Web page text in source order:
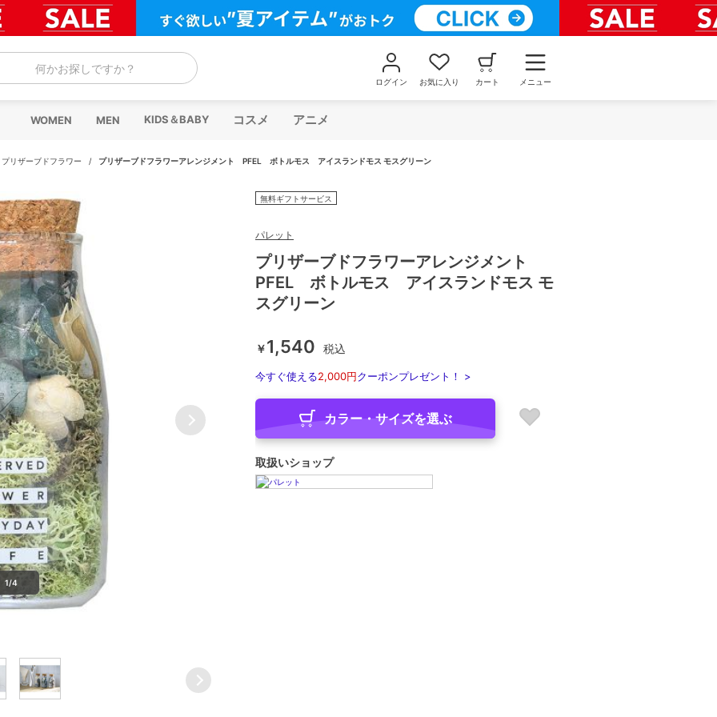
何かお探しですか？
ログイン お気に入り カート メニュー
WOMEN MEN KIDS＆BABY コスメ アニメ
プリザーブドフラワー / プリザーブドフラワーアレンジメント PFEL ボトルモス アイスランドモス モスグリーン
1/4
無料ギフトサービス
パレット
プリザーブドフラワーアレンジメント
PFEL ボトルモス アイスランドモス モ
スグリーン
￥1,540 税込
今すぐ使える2,000円クーポンプレゼント！ >
カラー・サイズを選ぶ
取扱いショップ